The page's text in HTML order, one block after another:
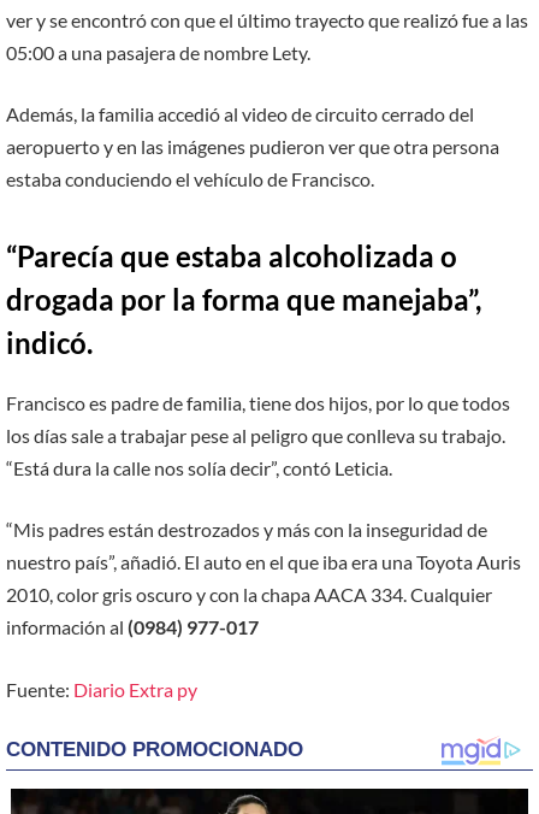
ver y se encontró con que el último trayecto que realizó fue a las
05:00 a una pasajera de nombre Lety.
Además, la familia accedió al video de circuito cerrado del
aeropuerto y en las imágenes pudieron ver que otra persona
estaba conduciendo el vehículo de Francisco.
“Parecía que estaba alcoholizada o
drogada por la forma que manejaba”,
indicó.
Francisco es padre de familia, tiene dos hijos, por lo que todos
los días sale a trabajar pese al peligro que conlleva su trabajo.
“Está dura la calle nos solía decir”, contó Leticia.
“Mis padres están destrozados y más con la inseguridad de
nuestro país”, añadió. El auto en el que iba era una Toyota Auris
2010, color gris oscuro y con la chapa AACA 334. Cualquier
información al (0984) 977-017
Fuente: Diario Extra py